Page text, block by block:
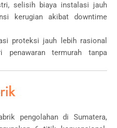
selisih biaya instalasi jauh
kerugian akibat downtime
proteksi jauh lebih rasional
penawaran termurah tanpa
pengolahan di Sumatera,